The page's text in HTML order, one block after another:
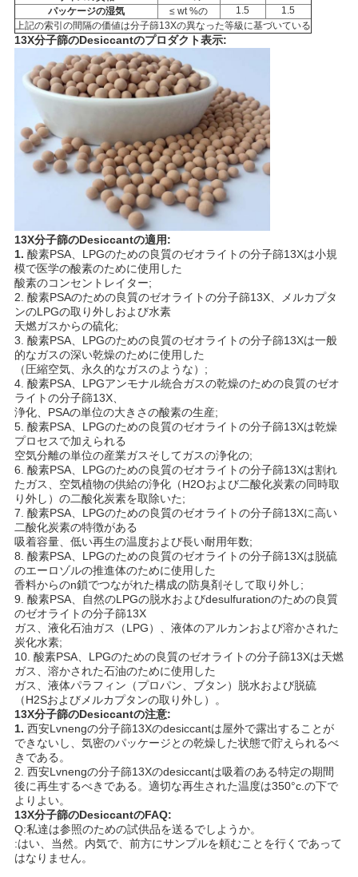
事
件
見
積
も
を
依
頼
す
る
地
図
PRIVACY
POLICY
パッケージの湿気
≤ wt %の 1.5
1.5
上記の索引の間隔の価値は分子篩13Xの異なった等級に基づいている
13X分子篩のDesiccantのプロダクト表示:
13X分子篩のDesiccantの適用:
1. 酸素PSA、LPGのための良質のゼオライトの分子篩13Xは小規
模で医学の酸素のために使用した
酸素のコンセントレイター;
2. 酸素PSAのための良質のゼオライトの分子篩13X、メルカプタ
ンのLPGの取り外しおよび水素
天燃ガスからの硫化;
3. 酸素PSA、LPGのための良質のゼオライトの分子篩13Xは一般
的なガスの深い乾燥のために使用した
（圧縮空気、永久的なガスのような）;
4. 酸素PSA、LPGアンモナル統合ガスの乾燥のための良質のゼオ
ライトの分子篩13X、
浄化、PSAの単位の大きさの酸素の生産;
5. 酸素PSA、LPGのための良質のゼオライトの分子篩13Xは乾燥
プロセスで加えられる
空気分離の単位の産業ガスそしてガスの浄化の;
6. 酸素PSA、LPGのための良質のゼオライトの分子篩13Xは割れ
たガス、空気植物の供給の浄化（H2Oおよび二酸化炭素の同時取
り外し）の二酸化炭素を取除いた;
7. 酸素PSA、LPGのための良質のゼオライトの分子篩13Xに高い
二酸化炭素の特徴がある
吸着容量、低い再生の温度および長い耐用年数;
8. 酸素PSA、LPGのための良質のゼオライトの分子篩13Xは脱硫
のエーロゾルの推進体のために使用した
香料からのn鎖でつながれた構成の防臭剤そして取り外し;
9. 酸素PSA、自然のLPGの脱水およびdesulfurationのための良質
のゼオライトの分子篩13X
ガス、液化石油ガス（LPG）、液体のアルカンおよび溶かされた
炭化水素;
10. 酸素PSA、LPGのための良質のゼオライトの分子篩13Xは天燃
ガス、溶かされた石油のために使用した
ガス、液体パラフィン（プロパン、ブタン）脱水および脱硫
（H2Sおよびメルカプタンの取り外し）。
13X分子篩のDesiccantの注意:
1. 西安Lvnengの分子篩13Xのdesiccantは屋外で露出することが
できないし、気密のパッケージとの乾燥した状態で貯えられるべ
きである。
2. 西安Lvnengの分子篩13Xのdesiccantは吸着のある特定の期間
後に再生するべきである。適切な再生された温度は350°c.の下で
よりよい。
13X分子篩のDesiccantのFAQ:
Q:私達は参照のための試供品を送るでしようか。
:はい、当然。内気で、前方にサンプルを頼むことを行くであって
はなりません。